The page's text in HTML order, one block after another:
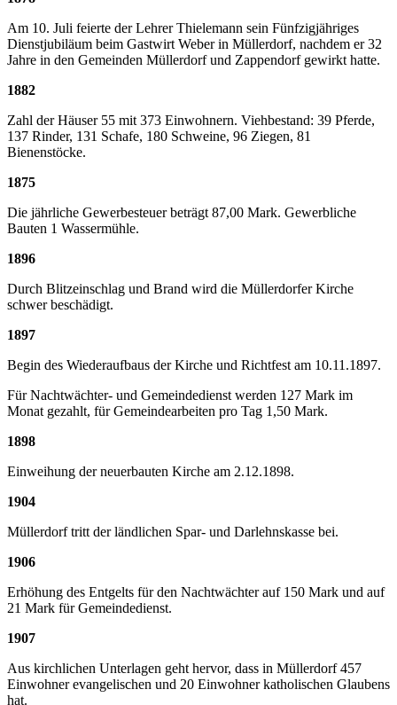
Am 10. Juli feierte der Lehrer Thielemann sein Fünfzigjähriges
Dienstjubiläum beim Gastwirt Weber in Müllerdorf, nachdem er 32
Jahre in den Gemeinden Müllerdorf und Zappendorf gewirkt hatte.
1882
Zahl der Häuser 55 mit 373 Einwohnern. Viehbestand: 39 Pferde,
137 Rinder, 131 Schafe, 180 Schweine, 96 Ziegen, 81
Bienenstöcke.
1875
Die jährliche Gewerbesteuer beträgt 87,00 Mark. Gewerbliche
Bauten 1 Wassermühle.
1896
Durch Blitzeinschlag und Brand wird die Müllerdorfer Kirche
schwer beschädigt.
1897
Begin des Wiederaufbaus der Kirche und Richtfest am 10.11.1897.
Für Nachtwächter- und Gemeindedienst werden 127 Mark im
Monat gezahlt, für Gemeindearbeiten pro Tag 1,50 Mark.
1898
Einweihung der neuerbauten Kirche am 2.12.1898.
1904
Müllerdorf tritt der ländlichen Spar- und Darlehnskasse bei.
1906
Erhöhung des Entgelts für den Nachtwächter auf 150 Mark und auf
21 Mark für Gemeindedienst.
1907
Aus kirchlichen Unterlagen geht hervor, dass in Müllerdorf 457
Einwohner evangelischen und 20 Einwohner katholischen Glaubens
hat.